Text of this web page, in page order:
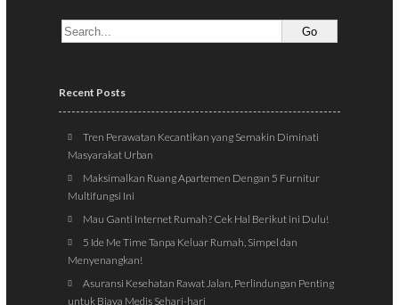
Recent Posts
Tren Perawatan Kecantikan yang Semakin Diminati
Masyarakat Urban
Maksimalkan Ruang Apartemen Dengan 5 Furnitur
Multifungsi Ini
Mau Ganti Internet Rumah? Cek Hal Berikut ini Dulu!
5 Ide Me Time Tanpa Keluar Rumah, Simpel dan
Menyenangkan!
Asuransi Kesehatan Rawat Jalan, Perlindungan Penting
untuk Biaya Medis Sehari-hari